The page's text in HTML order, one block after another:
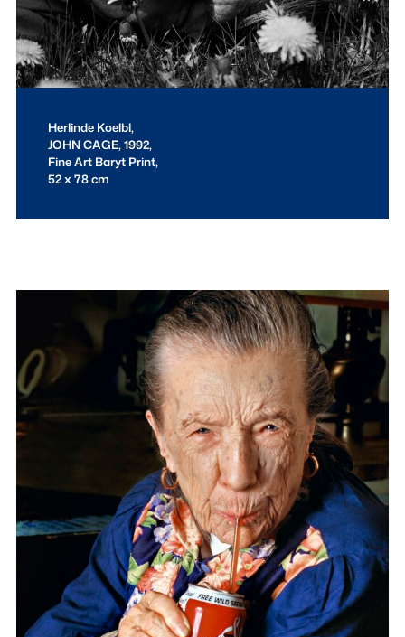
Herlinde Koelbl,
JOHN CAGE, 1992,
Fine Art Baryt Print,
52 x 78 cm